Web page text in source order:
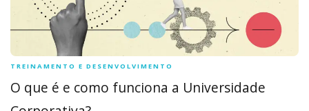
TREINAMENTO E DESENVOLVIMENTO
O que é e como funciona a Universidade